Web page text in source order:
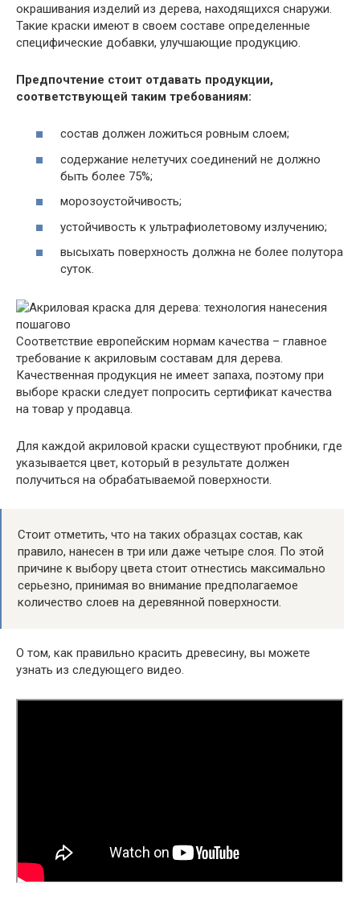
окрашивания изделий из дерева, находящихся снаружи.
Такие краски имеют в своем составе определенные
специфические добавки, улучшающие продукцию.
Предпочтение стоит отдавать продукции,
соответствующей таким требованиям:
состав должен ложиться ровным слоем;
содержание нелетучих соединений не должно
быть более 75%;
морозоустойчивость;
устойчивость к ультрафиолетовому излучению;
высыхать поверхность должна не более полутора
суток.
Соответствие европейским нормам качества – главное
требование к акриловым составам для дерева.
Качественная продукция не имеет запаха, поэтому при
выборе краски следует попросить сертификат качества
на товар у продавца.
Для каждой акриловой краски существуют пробники, где
указывается цвет, который в результате должен
получиться на обрабатываемой поверхности.
Стоит отметить, что на таких образцах состав, как
правило, нанесен в три или даже четыре слоя. По этой
причине к выбору цвета стоит отнестись максимально
серьезно, принимая во внимание предполагаемое
количество слоев на деревянной поверхности.
О том, как правильно красить древесину, вы можете
узнать из следующего видео.